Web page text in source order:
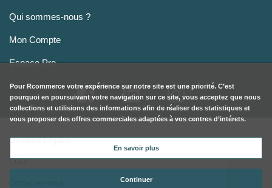
Qui sommes-nous ?
Mon Compte
Espace Pro
Mentions Légales
CGU
Pour Rcommerce votre expérience sur notre site est une priorité. C’est
pourquoi en poursuivant votre navigation sur ce site, vous acceptez que nous
collections et utilisions des informations afin de réaliser des statistiques et
vous proposer des offres commerciales adaptées à vos centres d’intérets.
En savoir plus
Continuer